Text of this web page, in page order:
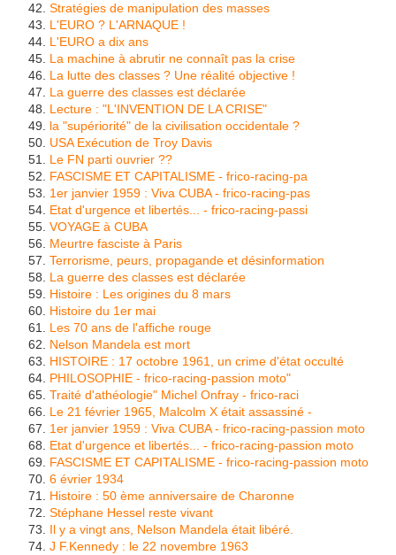
Stratégies de manipulation des masses
L'EURO ? L'ARNAQUE !
L'EURO a dix ans
La machine à abrutir ne connaît pas la crise
La lutte des classes ? Une réalité objective !
La guerre des classes est déclarée
Lecture : "L'INVENTION DE LA CRISE"
la "supériorité" de la civilisation occidentale ?
USA Exécution de Troy Davis
Le FN parti ouvrier ??
FASCISME ET CAPITALISME - frico-racing-pa
1er janvier 1959 : Viva CUBA - frico-racing-pas
Etat d'urgence et libertés... - frico-racing-passi
VOYAGE à CUBA
Meurtre fasciste à Paris
Terrorisme, peurs, propagande et désinformation
La guerre des classes est déclarée
Histoire : Les origines du 8 mars
Histoire du 1er mai
Les 70 ans de l'affiche rouge
Nelson Mandela est mort
HISTOIRE : 17 octobre 1961, un crime d'état occulté
PHILOSOPHIE - frico-racing-passion moto"
Traité d'athéologie" Michel Onfray - frico-raci
Le 21 février 1965, Malcolm X était assassiné -
1er janvier 1959 : Viva CUBA - frico-racing-passion moto
Etat d'urgence et libertés... - frico-racing-passion moto
FASCISME ET CAPITALISME - frico-racing-passion moto
6 évrier 1934
Histoire : 50 ème anniversaire de Charonne
Stéphane Hessel reste vivant
Il y a vingt ans, Nelson Mandela était libéré.
J F.Kennedy : le 22 novembre 1963